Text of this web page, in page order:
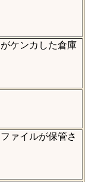
ケンカした倉庫
ァイルが保管さ